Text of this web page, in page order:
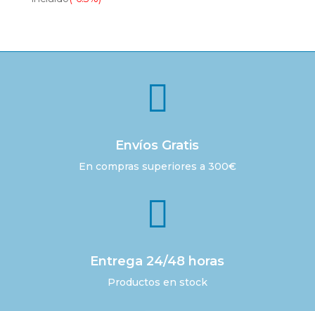
575,00 €. 539,00 €.

Envíos Gratis
En compras superiores a 300€

Entrega 24/48 horas
Productos en stock